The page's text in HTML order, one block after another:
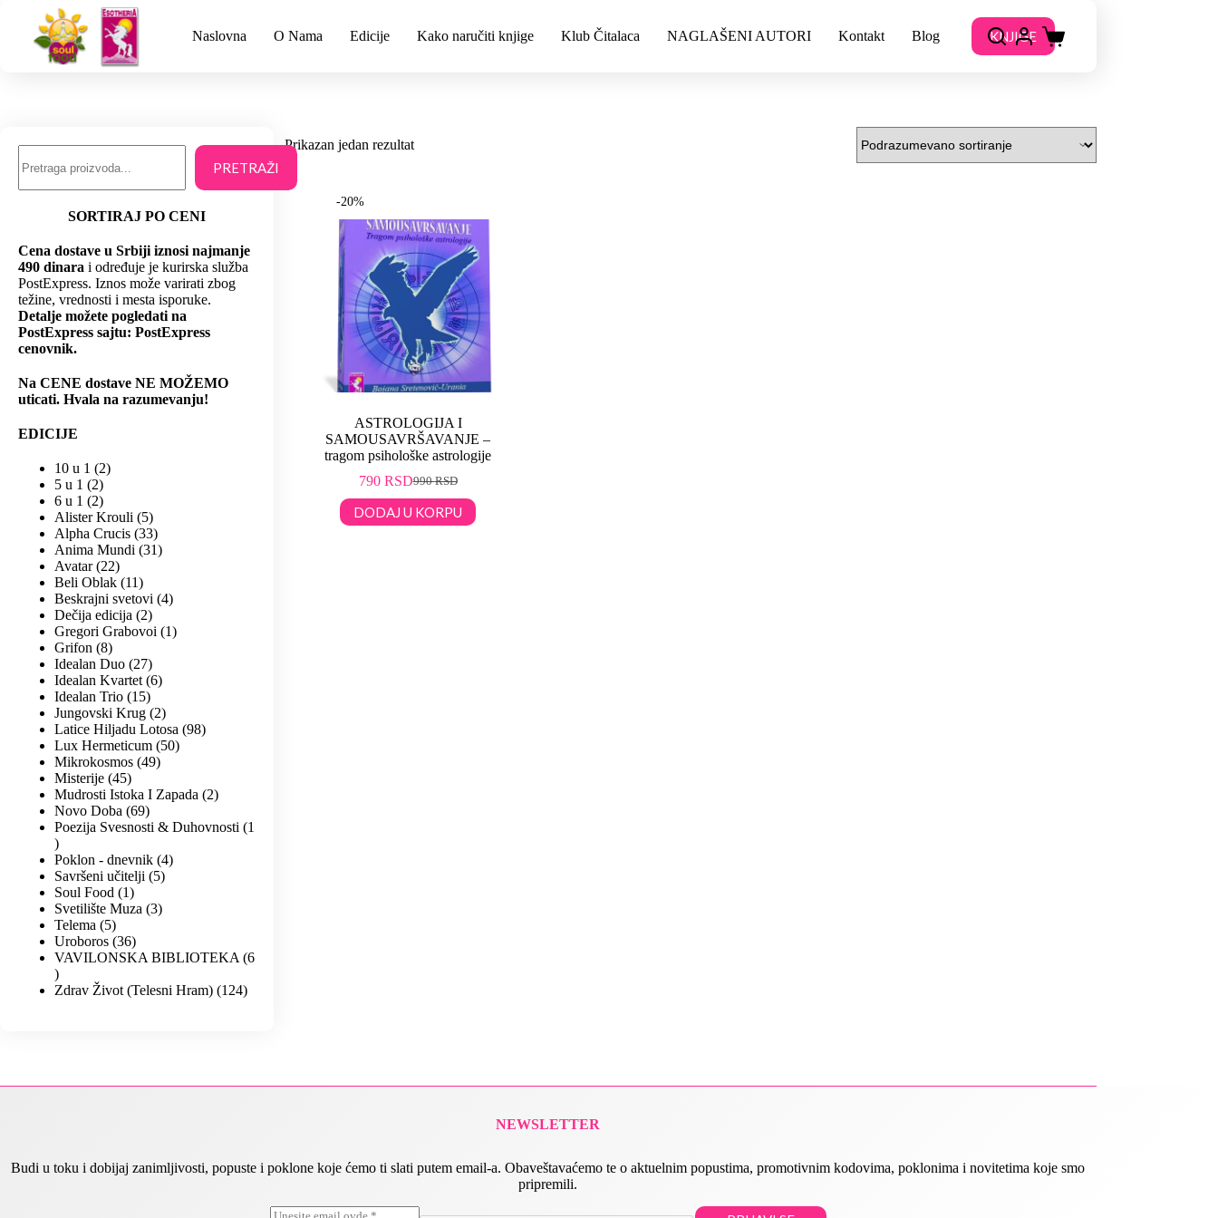
Naslovna O Nama Edicije Kako naručiti knjige Klub Čitalaca NAGLAŠENI AUTORI Kontakt Blog KNJIGE
Prikazan jedan rezultat
-20%
ASTROLOGIJA I
SAMOUSAVRŠAVANJE –
tragom psihološke astrologije
990RSD
790 RSD
DODAJ U KORPU
PRETRAŽI
SORTIRAJ PO CENI
Cena dostave u Srbiji iznosi najmanje
490 dinara i određuje je kurirska služba
PostExpress. Iznos može varirati zbog
težine, vrednosti i mesta isporuke.
Detalje možete pogledati na
PostExpress sajtu: PostExpress
cenovnik.
Na CENE dostave NE MOŽEMO
uticati. Hvala na razumevanju!
EDICIJE
10 u 1
2
5 u 1
2
6 u 1
2
Alister Krouli
5
Alpha Crucis 33
Anima Mundi 31
Avatar 22
Beli Oblak 11
Beskrajni svetovi 4
Dečija edicija
2
Gregori Grabovoi
1
Grifon 8
Idealan Duo 27
Idealan Kvartet 6
Idealan Trio 15
Jungovski Krug 2
Latice Hiljadu Lotosa 98
Lux Hermeticum 50
Mikrokosmos 49
Misterije 45
Mudrosti Istoka I Zapada
2
Novo Doba 69
Poezija Svesnosti & Duhovnosti
1
Poklon - dnevnik 4
Savršeni učitelji
5
Soul Food
1
Svetilište Muza 3
Telema
5
Uroboros 36
VAVILONSKA BIBLIOTEKA 6
Zdrav Život (Telesni Hram) 124
NEWSLETTER
Budi u toku i dobijaj zanimljivosti, popuste i poklone koje ćemo ti slati putem email-a. Obaveštavaćemo te o aktuelnim popustima, promotivnim kodovima, poklonima i novitetima koje smo
pripremili.
EE